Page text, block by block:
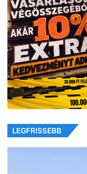
LEGFRISSEBB